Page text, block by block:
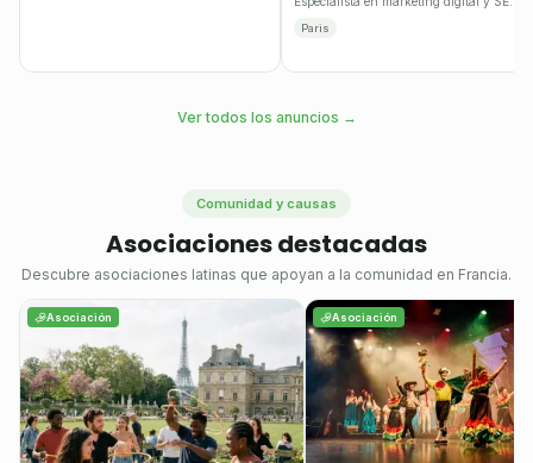
personalizadas.
Paris
Ver todos los anuncios →
Comunidad y causas
Asociaciones destacadas
Descubre asociaciones latinas que apoyan a la comunidad en Francia.
Asociación Asociación